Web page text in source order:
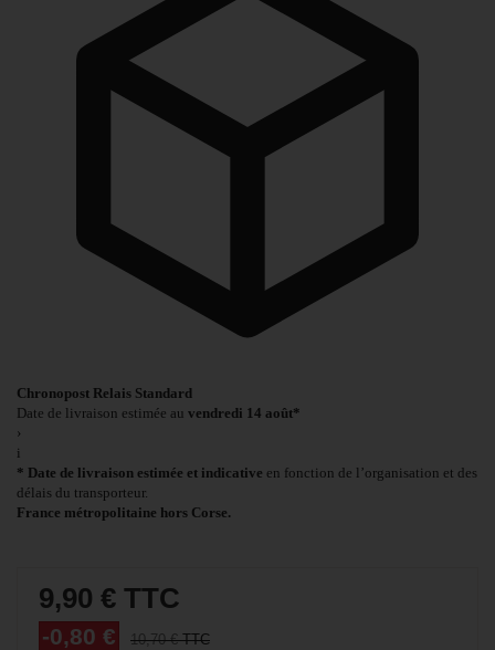
Chronopost Relais Standard
Date de livraison estimée au vendredi 14 août*
›
i
* Date de livraison estimée et indicative en fonction de l’organisation et des
délais du transporteur.
France métropolitaine hors Corse.
9,90 € TTC
-0,80 € 10,70 €TTC